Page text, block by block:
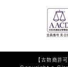
【古物商許